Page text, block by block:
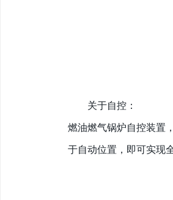
关于自控：
燃油燃气锅炉自控装置
于自动位置，即可实现